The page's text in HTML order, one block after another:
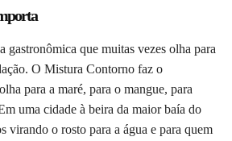
gastronômica que muitas vezes olha para
O Mistura Contorno faz o
para a maré, para o mangue, para
uma cidade à beira da maior baía do
virando o rosto para a água e para quem